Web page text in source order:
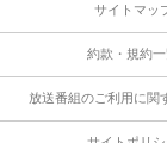
サイトマッ
約款・規約
放送番組のご利用に関